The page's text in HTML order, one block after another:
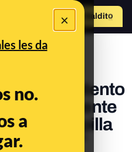
×
les da
no.
a
Hazte Maldito
y
“Si el intento
y te pilla
redonda”